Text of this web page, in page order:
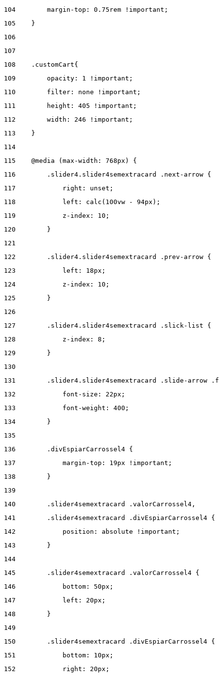
104
        margin-top: 0.75rem !important;
105
    }
106
107
108
    .customCart{
109
        opacity: 1 !important;
110
        filter: none !important;
111
        height: 405 !important;
112
        width: 246 !important;
113
    }
114
115
    @media (max-width: 768px) {
116
        .slider4.slider4semextracard .next-arrow {
117
            right: unset;
118
            left: calc(100vw - 94px);
119
            z-index: 10;
120
        }
121
122
        .slider4.slider4semextracard .prev-arrow {
123
            left: 18px;
124
            z-index: 10;
125
        }
126
127
        .slider4.slider4semextracard .slick-list {
128
            z-index: 8;
129
        }
130
131
.slider4.slider4semextracard .slide-arrow
132
            font-size: 22px;
133
            font-weight: 400;
134
        }
135
136
        .divEspiarCarrossel4 {
137
            margin-top: 19px !important;
138
        }
139
140
        .slider4semextracard .valorCarrossel4,
141
        .slider4semextracard .divEspiarCarrossel4 {
142
            position: absolute !important;
143
        }
144
145
        .slider4semextracard .valorCarrossel4 {
146
            bottom: 50px;
147
            left: 20px;
148
        }
149
150
        .slider4semextracard .divEspiarCarrossel4 {
151
            bottom: 10px;
152
            right: 20px;